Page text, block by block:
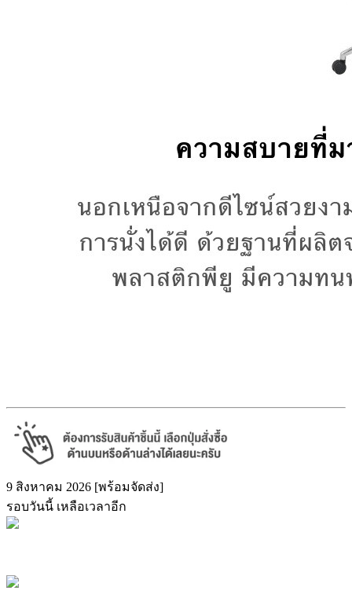
9 สิงหาคม 2026 [พร้อมจัดส่ง]
รอบวันนี้ เหลือเวลาอีก